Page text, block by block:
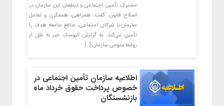
مشترک تأمین اجتماعی و ذینفعان این سازمان در
اصلاح قانون، گفت: همراهی، همفکری و تعامل
سازمان با شرکای اجتماعی، منافع جامعه هدف را
تأمین می‌کند. به گزارش کیوسک خبر به نقل از
روابط‌عمومی سازمان […]
اطلاعیه سازمان تأمین اجتماعی در
خصوص پرداخت حقوق خرداد ماه
بازنشستگان